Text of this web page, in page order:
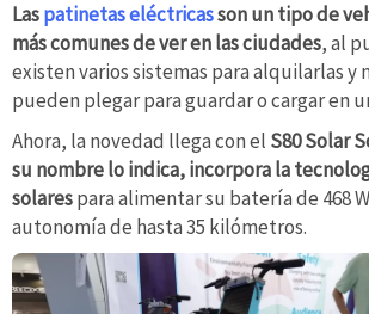
Laspatinetas eléctricasson un tipo de
más comunes de ver en las ciudades, al
existen varios sistemas para alquilarlas y
pueden plegar para guardar o cargar en
Ahora, la novedad llega con el S80 Solar
su nombre lo indica, incorpora la
solarespara alimentar su batería de 468
autonomía de hasta 35 kilómetros.